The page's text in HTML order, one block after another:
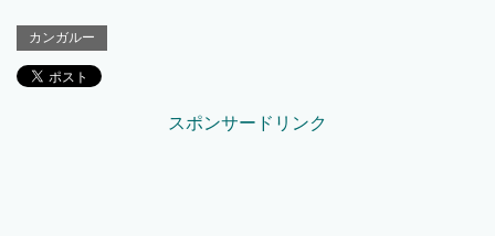
カンガルー
スポンサードリンク